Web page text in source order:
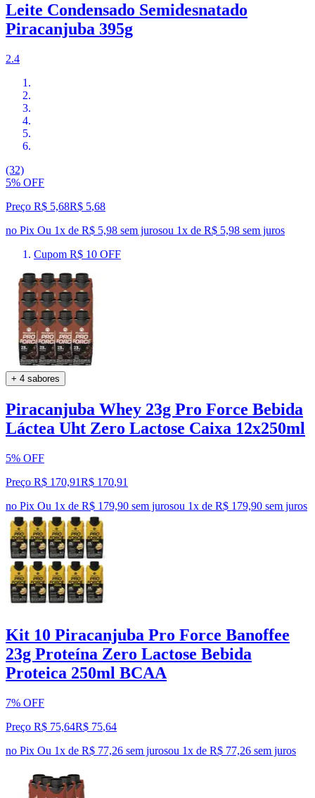
Leite Condensado Semidesnatado
Piracanjuba 395g
2.4
(32)
5% OFF
Preço R$ 5,68R$ 5,68
no Pix Ou 1x de R$ 5,98 sem jurosou 1x de R$ 5,98 sem juros
Cupom R$ 10 OFF
+ 4 sabores
Piracanjuba Whey 23g Pro Force Bebida
Láctea Uht Zero Lactose Caixa 12x250ml
5% OFF
Preço R$ 170,91R$ 170,91
no Pix Ou 1x de R$ 179,90 sem jurosou 1x de R$ 179,90 sem juros
Kit 10 Piracanjuba Pro Force Banoffee
23g Proteína Zero Lactose Bebida
Proteica 250ml BCAA
7% OFF
Preço R$ 75,64R$ 75,64
no Pix Ou 1x de R$ 77,26 sem jurosou 1x de R$ 77,26 sem juros